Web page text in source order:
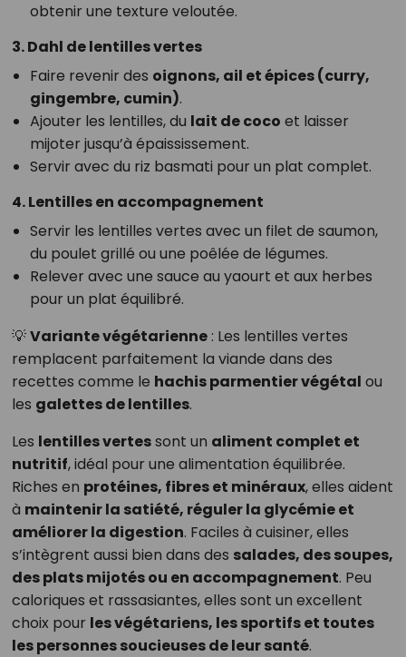
obtenir une texture veloutée.
3. Dahl de lentilles vertes
Faire revenir des oignons, ail et épices (curry,
gingembre, cumin).
Ajouter les lentilles, du lait de coco et laisser
mijoter jusqu’à épaississement.
Servir avec du riz basmati pour un plat complet.
4. Lentilles en accompagnement
Servir les lentilles vertes avec un filet de saumon,
du poulet grillé ou une poêlée de légumes.
Relever avec une sauce au yaourt et aux herbes
pour un plat équilibré.
💡Variante végétarienne: Les lentilles vertes
remplacent parfaitement la viande dans des
recettes comme le hachis parmentier végétal ou
les galettes de lentilles.
Les lentilles vertessont un aliment complet et
nutritif, idéal pour une alimentation équilibrée.
Riches en protéines, fibres et minéraux, elles aident
à maintenir la satiété, réguler la glycémie et
améliorer la digestion. Faciles à cuisiner, elles
s’intègrent aussi bien dans des salades, des soupes,
des plats mijotés ou en accompagnement. Peu
caloriques et rassasiantes, elles sont un excellent
choix pour les végétariens, les sportifs et toutes
les personnes soucieuses de leur santé.